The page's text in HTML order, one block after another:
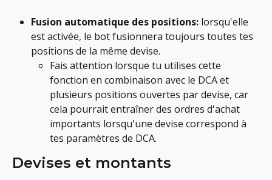
Fusion automatique des positions: lorsqu'elle
est activée, le bot fusionnera toujours toutes tes
positions de la même devise.
Fais attention lorsque tu utilises cette
fonction en combinaison avec le DCA et
plusieurs positions ouvertes par devise, car
cela pourrait entraîner des ordres d'achat
importants lorsqu'une devise correspond à
tes paramètres de DCA.
Devises et montants